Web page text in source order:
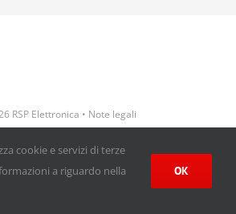
RSP Elettronica • Note legali
FacebookEmail
cookie e servizi di terze
a riguardo nella
OK